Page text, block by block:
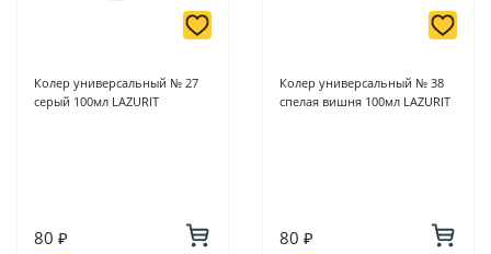
Колер универсальный № 27
серый 100мл LAZURIT
80 ₽
Колер универсальный № 38
спелая вишня 100мл LAZURIT
80 ₽